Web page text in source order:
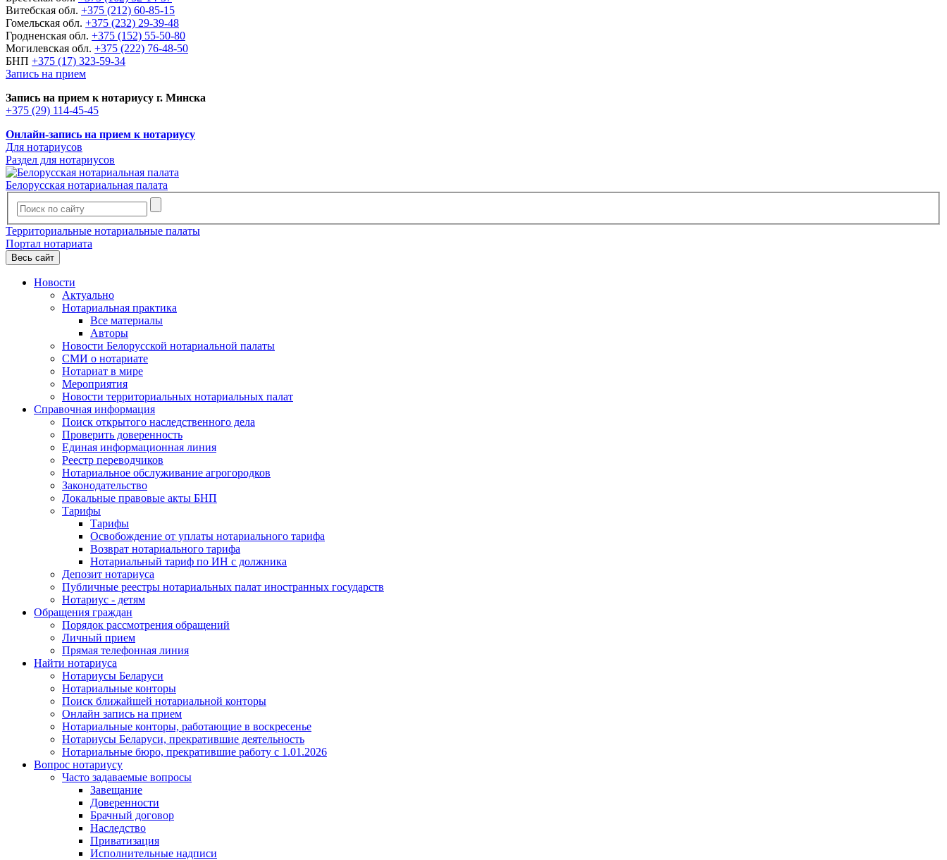
Витебская обл. +375 (212) 60-85-15
Гомельская обл. +375 (232) 29-39-48
Гродненская обл. +375 (152) 55-50-80
Могилевская обл. +375 (222) 76-48-50
БНП +375 (17) 323-59-34
Запись на прием
Запись на прием к нотариусу г. Минска
+375 (29) 114-45-45
Онлайн-запись на прием к нотариусу
Для нотариусов
Раздел для нотариусов
Белорусская нотариальная палата
Территориальные нотариальные палаты
Портал нотариата
Весь сайт
Новости
Актуально
Нотариальная практика
Все материалы
Авторы
Новости Белорусской нотариальной палаты
СМИ о нотариате
Нотариат в мире
Мероприятия
Новости территориальных нотариальных палат
Справочная информация
Поиск открытого наследственного дела
Проверить доверенность
Единая информационная линия
Реестр переводчиков
Нотариальное обслуживание агрогородков
Законодательство
Локальные правовые акты БНП
Тарифы
Тарифы
Освобождение от уплаты нотариального тарифа
Возврат нотариального тарифа
Нотариальный тариф по ИН с должника
Депозит нотариуса
Публичные реестры нотариальных палат иностранных государств
Нотариус - детям
Обращения граждан
Порядок рассмотрения обращений
Личный прием
Прямая телефонная линия
Найти нотариуса
Нотариусы Беларуси
Нотариальные конторы
Поиск ближайшей нотариальной конторы
Онлайн запись на прием
Нотариальные конторы, работающие в воскресенье
Нотариусы Беларуси, прекратившие деятельность
Нотариальные бюро, прекратившие работу с 1.01.2026
Вопрос нотариусу
Часто задаваемые вопросы
Завещание
Доверенности
Брачный договор
Наследство
Приватизация
Исполнительные надписи